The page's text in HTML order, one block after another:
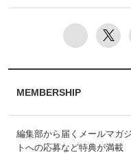
MEMBERSHIP
編集部から届くメールマガ
トへの応募など特典が満載